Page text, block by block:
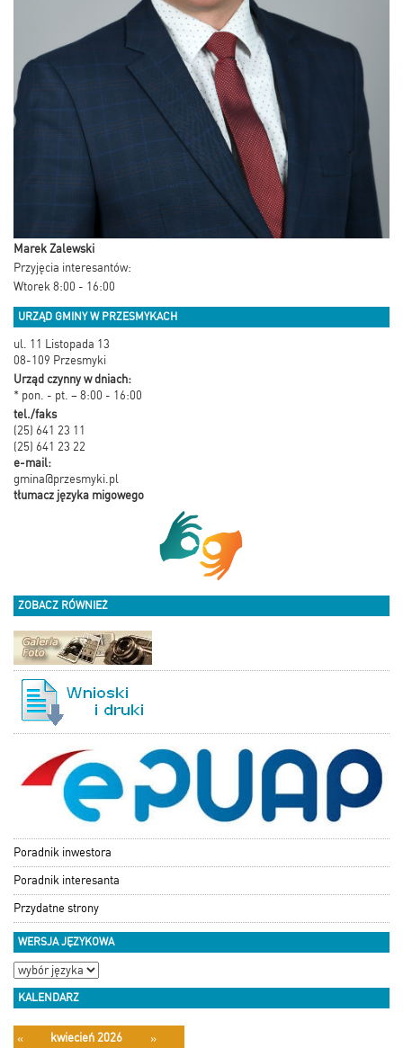
Marek Zalewski
Przyjęcia interesantów:
Wtorek 8:00 - 16:00
URZĄD GMINY W PRZESMYKACH
ul. 11 Listopada 13
08-109 Przesmyki
Urząd czynny w dniach:
* pon. - pt. – 8:00 - 16:00
tel./faks
(25) 641 23 11
(25) 641 23 22
e-mail:
gmina@przesmyki.pl
tłumacz języka migowego
ZOBACZ RÓWNIEŻ
Poradnik inwestora
Poradnik interesanta
Przydatne strony
WERSJA JĘZYKOWA
KALENDARZ
« kwiecień 2026 »